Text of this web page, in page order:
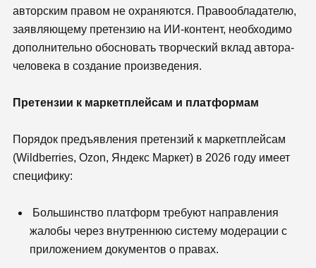
авторским правом не охраняются. Правообладателю,
заявляющему претензию на ИИ-контент, необходимо
дополнительно обосновать творческий вклад автора-
человека в создание произведения.
Претензии к маркетплейсам и платформам
Порядок предъявления претензий к маркетплейсам
(Wildberries, Ozon, Яндекс Маркет) в 2026 году имеет
специфику:
Большинство платформ требуют направления
жалобы через внутреннюю систему модерации с
приложением документов о правах.